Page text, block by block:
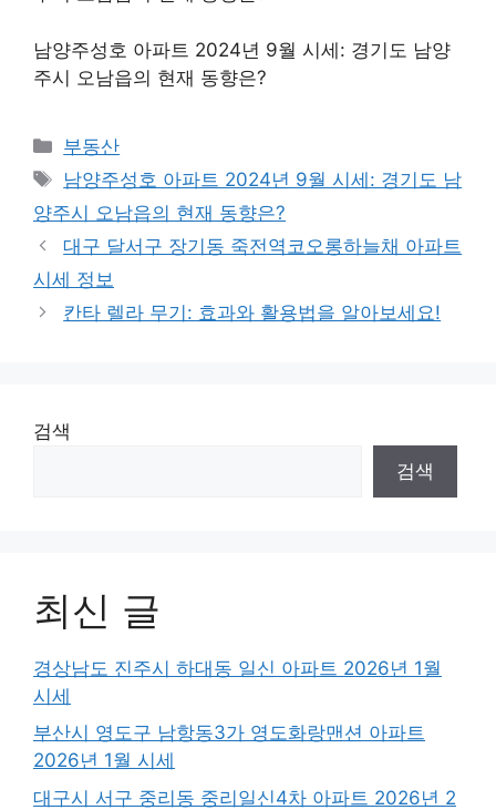
남양주성호 아파트 2024년 9월 시세: 경기도 남양
주시 오남읍의 현재 동향은?
Categories
부동산
Tags
남양주성호 아파트 2024년 9월 시세: 경기도 남
양주시 오남읍의 현재 동향은?
대구 달서구 장기동 죽전역코오롱하늘채 아파트
시세 정보
칸타 렐라 무기: 효과와 활용법을 알아보세요!
검색
검색
최신 글
경상남도 진주시 하대동 일신 아파트 2026년 1월
시세
부산시 영도구 남항동3가 영도화랑맨션 아파트
2026년 1월 시세
대구시 서구 중리동 중리일신4차 아파트 2026년 2